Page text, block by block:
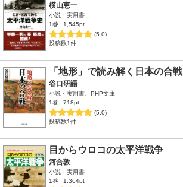
横山恵一
小説・実用書
1巻
1,545pt
(5.0)
投稿数1件
「地形」で読み解く日本の合戦
谷口研語
小説・実用書、PHP文庫
1巻
718pt
(5.0)
投稿数1件
目からウロコの太平洋戦争
河合敦
小説・実用書
1巻
1,364pt